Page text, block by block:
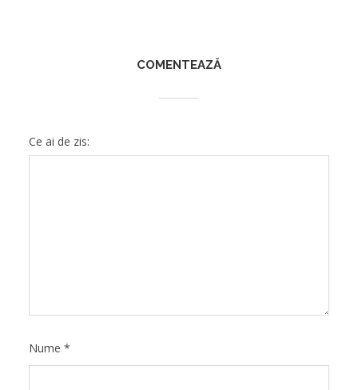
COMENTEAZĂ
Ce ai de zis:
Nume *